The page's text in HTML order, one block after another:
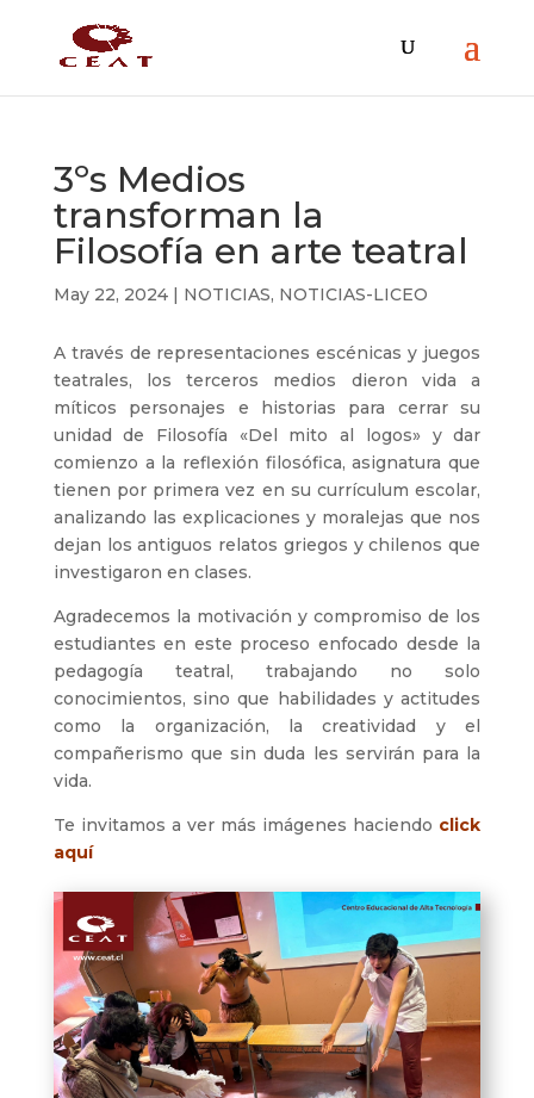
3ºs Medios
transforman la
Filosofía en arte teatral
May 22, 2024| NOTICIAS, NOTICIAS-LICEO
A través de representaciones escénicas y juegos
teatrales, los terceros medios dieron vida a
míticos personajes e historias para cerrar su
unidad de Filosofía «Del mito al logos» y dar
comienzo a la reflexión filosófica, asignatura que
tienen por primera vez en su currículum escolar,
analizando las explicaciones y moralejas que nos
dejan los antiguos relatos griegos y chilenos que
investigaron en clases.
Agradecemos la motivación y compromiso de los
estudiantes en este proceso enfocado desde la
pedagogía teatral, trabajando no solo
conocimientos, sino que habilidades y actitudes
como la organización, la creatividad y el
compañerismo que sin duda les servirán para la
vida.
Te invitamos a ver más imágenes haciendo click
aquí